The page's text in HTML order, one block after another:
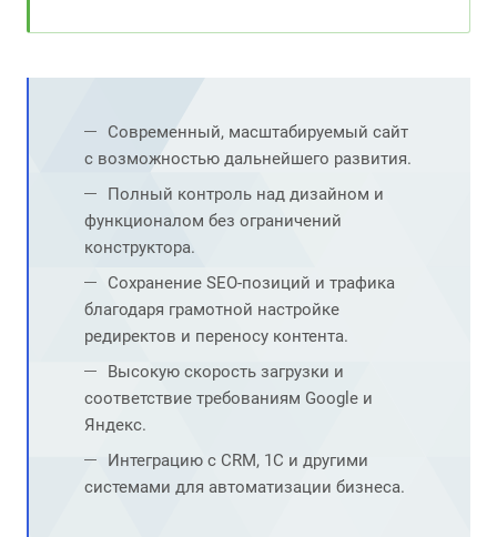
Современный, масштабируемый сайт
с возможностью дальнейшего развития.
Полный контроль над дизайном и
функционалом без ограничений
конструктора.
Сохранение SEO-позиций и трафика
благодаря грамотной настройке
редиректов и переносу контента.
Высокую скорость загрузки и
соответствие требованиям Google и
Яндекс.
Интеграцию с CRM, 1С и другими
системами для автоматизации бизнеса.